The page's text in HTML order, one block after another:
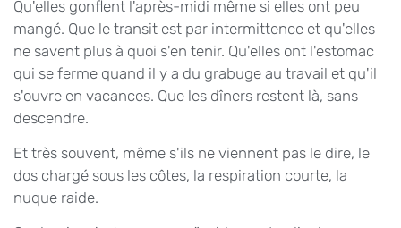
Qu'elles gonflent l'après-midi même si elles ont peu
mangé. Que le transit est par intermittence et qu'elles
ne savent plus à quoi s'en tenir. Qu'elles ont l'estomac
qui se ferme quand il y a du grabuge au travail et qu'il
s'ouvre en vacances. Que les dîners restent là, sans
descendre.
Et très souvent, même s'ils ne viennent pas le dire, le
dos chargé sous les côtes, la respiration courte, la
nuque raide.